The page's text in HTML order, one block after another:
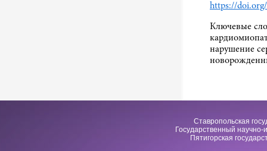
https://
Ключевые
нарушение
Ставропольская
Государственный научно-
Пятигорская